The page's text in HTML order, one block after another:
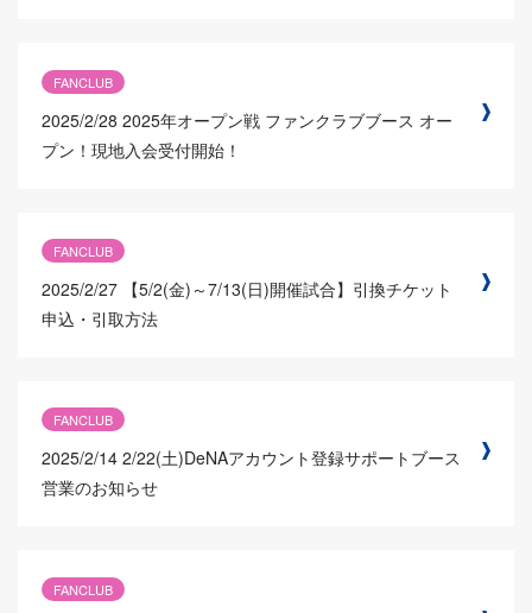
FANCLUB
2025/2/28 2025年オープン戦 ファンクラブブース オー
プン！現地入会受付開始！
FANCLUB
2025/2/27 【5/2(金)～7/13(日)開催試合】引換チケット
申込・引取方法
FANCLUB
2025/2/14 2/22(土)DeNAアカウント登録サポートブース
営業のお知らせ
FANCLUB